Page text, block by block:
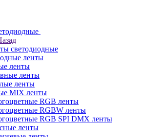
светодиодные
ленты
ленты
ленты
ленты
MIX ленты
RGB ленты
RGBW ленты
RGB SPI DMX ленты
ленты